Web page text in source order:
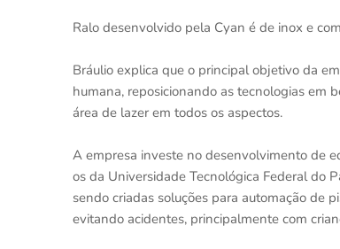
Ralo desenvolvido pela Cyan é de inox e
Bráulio explica que o principal objetivo da
humana, reposicionando as tecnologias em
área de lazer em todos os aspectos.
A empresa investe no desenvolvimento de
os da Universidade Tecnológica Federal do
sendo criadas soluções para automação de
evitando acidentes, principalmente com